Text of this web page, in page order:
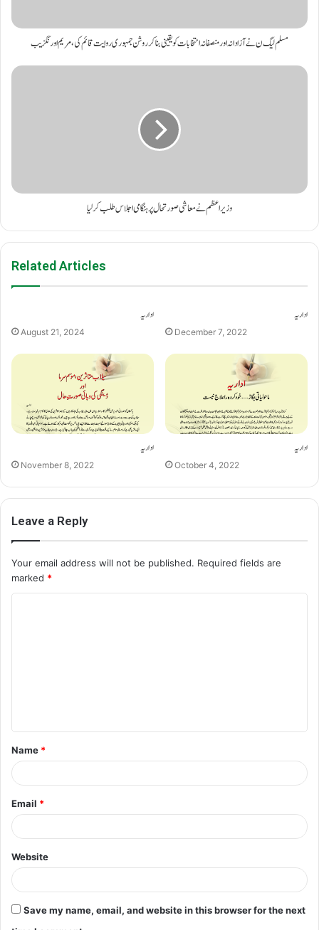
مسلم لیگ ن نے آزادانہ اور منصفانہ انتخابات کو یقینی بنا کر روشن جمہوری روایت قائم کی، مریم اورنگزیب
وزیراعظم نے معاشی صورتحال پر ہنگامی اجلاس طلب کرلیا
Related Articles
اداریہ
August 21, 2024
اداریہ
December 7, 2022
اداریہ
November 8, 2022
اداریہ
October 4, 2022
Leave a Reply
Your email address will not be published. Required fields are
marked *
t
*
Name *
Email *
Website
Save my name, email, and website in this browser for the next